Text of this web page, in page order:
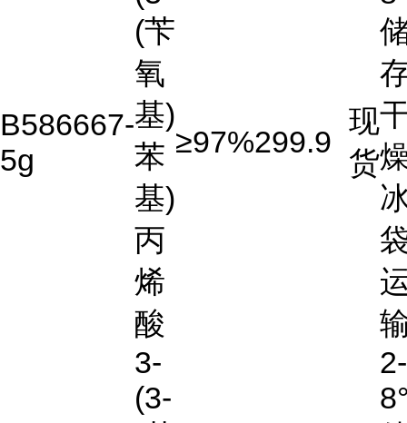
B586667-
5g
(苄
氧
基)
苯
基)
丙
烯
酸
≥97%299.9
现
货
3-
(3-
2-